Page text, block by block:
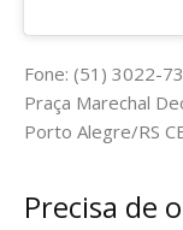
Fone: (51) 3022-
Praça Marechal
Porto Alegre/RS
Precisa de